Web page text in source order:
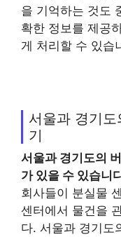
을 기억하는 것도
확한 정보를 제공
게 처리할 수 있습
서울과 경기
기
서울과 경기도의
가 있을 수 있습니
회사들이 분실물
센터에서 물건을
다. 서울과 경기도